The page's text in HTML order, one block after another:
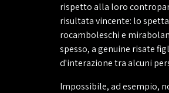
rispetto alla loro
risultata vincente: lo
rocamboleschi e
spesso, a genuine risate
d'interazione tra alcuni
Impossibile, ad esempio,